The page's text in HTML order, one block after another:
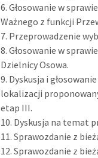
6. Głosowanie w
Ważnego z funkcji
7. Przeprowadzenie
8. Głosowanie w
Dzielnicy Osowa.
9. Dyskusja i
lokalizacji
etap III.
10. Dyskusja na temat
11. Sprawozdanie z
12. Sprawozdanie z